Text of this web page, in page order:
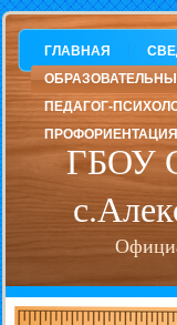
ГБОУ
ГЛАВНАЯ
ПЕДАГОГ-
ПРОФОРИЕНТАЦИЯ